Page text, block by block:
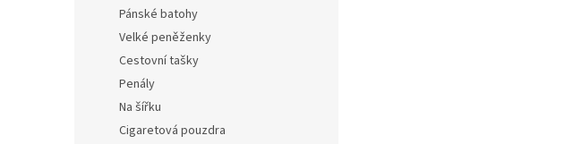
Pánské batohy
Velké peněženky
Cestovní tašky
Penály
Na šířku
Cigaretová pouzdra